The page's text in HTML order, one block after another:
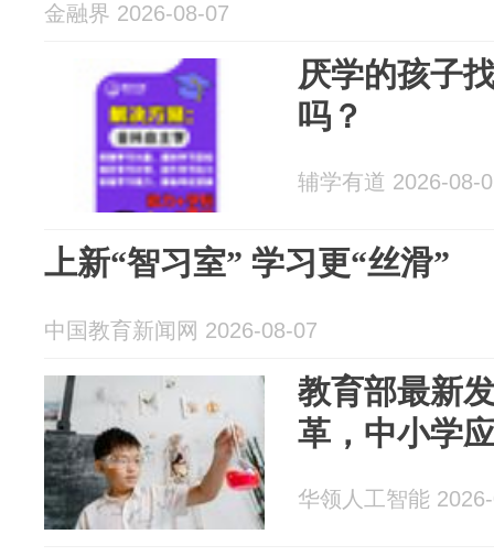
金融界 2026-08-07
厌学的孩子
吗？
辅学有道 2026-08-
上新“智习室” 学习更“丝滑”
中国教育新闻网 2026-08-07
教育部最新
革，中小学
华领人工智能